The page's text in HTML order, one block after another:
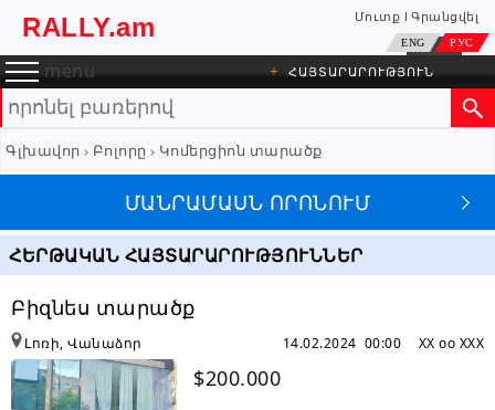
RALLY.am Մուտք Գրանցվել
ENG РУС
menu + ՀԱՅՏԱՐԱՐՈՒԹՅՈՒՆ
Գլխավոր Բոլորը Կոմերցիոն տարածք
ՄԱՆՐԱՄԱՍՆ ՈՐՈՆՈՒՄ
ՀԵՐԹԱԿԱՆ ՀԱՅՏԱՐԱՐՈՒԹՅՈՒՆՆԵՐ
Բիզնես տարածք
$200.000
XX oo XXX
14.02.2024 00:00
Լոռի, Վանաձոր